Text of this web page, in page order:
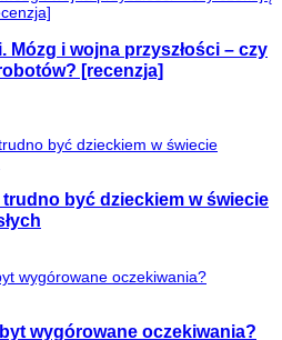
Mózg i wojna przyszłości – czy
[recenzja]
trudno być dzieckiem w świecie
wygórowane oczekiwania?